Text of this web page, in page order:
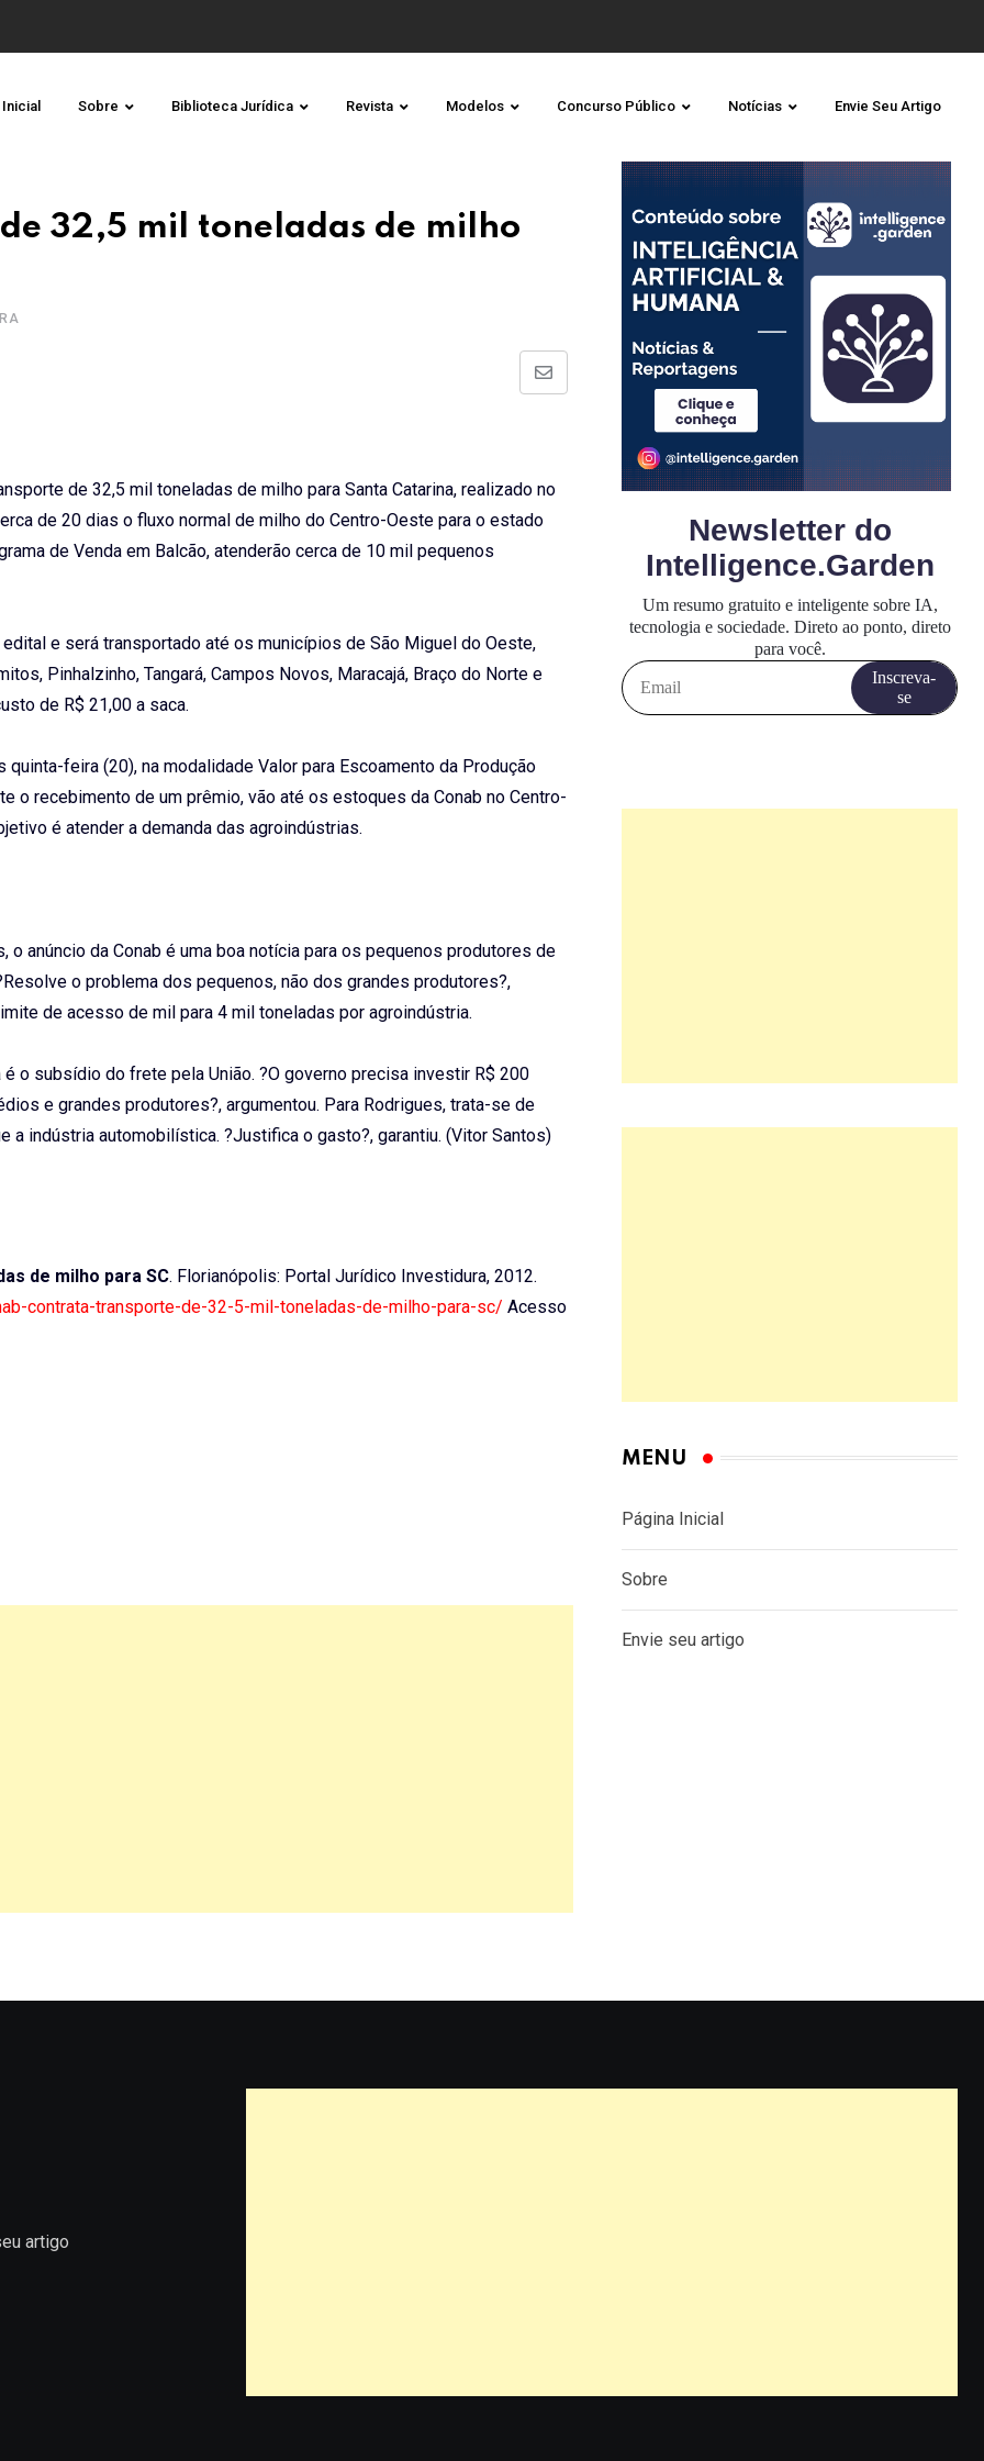
Sobre Biblioteca Jurídica Revista Modelos Concurso Público Notícias Envie Seu Artigo
32,5 mil toneladas de milho
Share
de 32,5 mil toneladas de milho para Santa Catarina, realizado no
de 20 dias o fluxo normal de milho do Centro-Oeste para o estado
de Venda em Balcão, atenderão cerca de 10 mil pequenos
e será transportado até os municípios de São Miguel do Oeste,
Pinhalzinho, Tangará, Campos Novos, Maracajá, Braço do Norte e
de R$ 21,00 a saca.
feira (20), na modalidade Valor para Escoamento da Produção
o recebimento de um prêmio, vão até os estoques da Conab no Centro-
é atender a demanda das agroindústrias.
anúncio da Conab é uma boa notícia para os pequenos produtores de
o problema dos pequenos, não dos grandes produtores?,
de acesso de mil para 4 mil toneladas por agroindústria.
o subsídio do frete pela União. ?O governo precisa investir R$ 200
e grandes produtores?, argumentou. Para Rodrigues, trata-se de
a indústria automobilística. ?Justifica o gasto?, garantiu. (Vitor Santos)
de milho para SC. Florianópolis: Portal Jurídico Investidura, 2012.
contrata-transporte-de-32-5-mil-toneladas-de-milho-para-sc/ Acesso
MENU
Página Inicial
Sobre
Envie seu artigo
artigo